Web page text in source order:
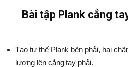
Bài tập Plank cẳng
Tạo tư thế Plank bên phải, hai
lượng lên cẳng tay phải.